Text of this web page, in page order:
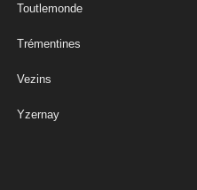
Toutlemonde
Trémentines
Vezins
Yzernay